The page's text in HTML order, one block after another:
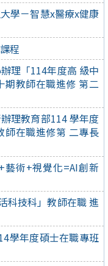
學－智慧x醫療x健康
程
理「114年度高 級中
期教師在職進修 第二
理教育部114 學年度
師在職進修第 二專長
術+視覺化=AI創新
科技科」教師在職 進
學年度碩士在職專班